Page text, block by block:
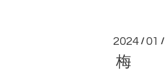
2024 / 01 /
梅